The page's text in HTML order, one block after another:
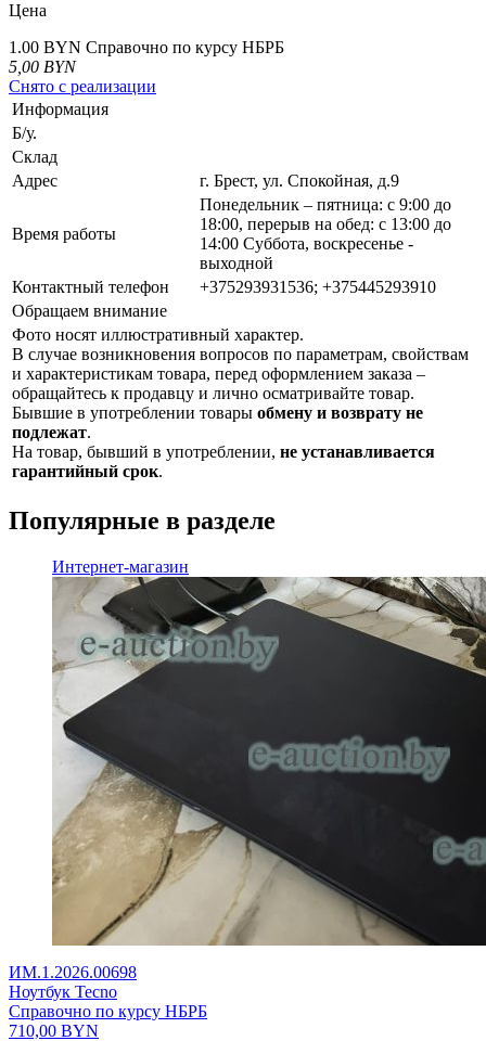
Цена
1.00 BYN Справочно по курсу НБРБ
5,00 BYN
Снято с реализации
Информация
Б/у.
Склад
Адрес
г. Брест, ул. Спокойная, д.9
Время работы
Понедельник – пятница: с 9:00 до
18:00, перерыв на обед: с 13:00 до
14:00 Суббота, воскресенье -
выходной
Контактный телефон
+375293931536; +375445293910
Обращаем внимание
Фото носят иллюстративный характер.
В случае возникновения вопросов по параметрам, свойствам
и характеристикам товара, перед оформлением заказа –
обращайтесь к продавцу и лично осматривайте товар.
Бывшие в употреблении товары обмену и возврату не
подлежат.
На товар, бывший в употреблении, не устанавливается
гарантийный срок.
Популярные в разделе
Интернет-магазин
ИМ.1.2026.00698
Ноутбук Tecno
Справочно по курсу НБРБ
710,00 BYN